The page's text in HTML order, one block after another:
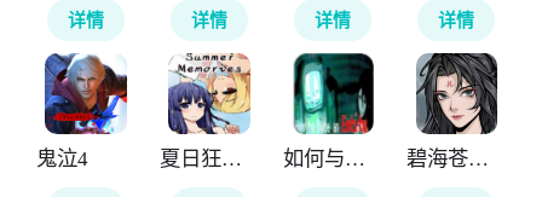
详情 详情 详情 详情
鬼泣4 夏日狂想曲 如何与实体约会 碧海苍云录